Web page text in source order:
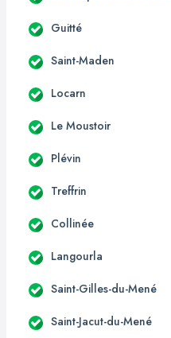
Guitté
Saint-Maden
Locarn
Le Moustoir
Plévin
Treffrin
Collinée
Langourla
Saint-Gilles-du-Mené
Saint-Jacut-du-Mené